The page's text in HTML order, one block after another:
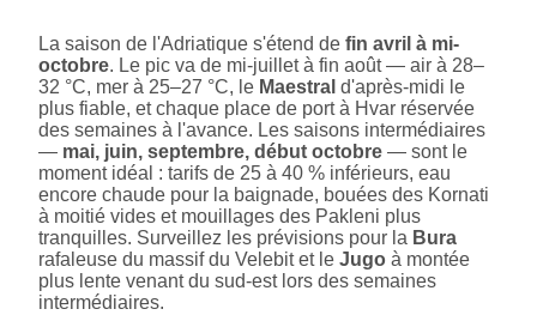
La saison de l'Adriatique s'étend de fin avril à mi-
octobre. Le pic va de mi-juillet à fin août — air à 28–
32 °C, mer à 25–27 °C, le Maestral d'après-midi le
plus fiable, et chaque place de port à Hvar réservée
des semaines à l'avance. Les saisons intermédiaires
— mai, juin, septembre, début octobre — sont le
moment idéal : tarifs de 25 à 40 % inférieurs, eau
encore chaude pour la baignade, bouées des Kornati
à moitié vides et mouillages des Pakleni plus
tranquilles. Surveillez les prévisions pour la Bura
rafaleuse du massif du Velebit et le Jugo à montée
plus lente venant du sud-est lors des semaines
intermédiaires.